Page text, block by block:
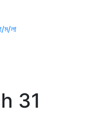
ম/লা
31